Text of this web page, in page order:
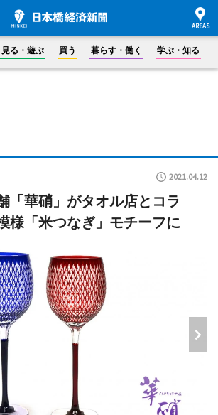
見る・遊ぶ 買う 暮らす・働く 学ぶ・知る
2021.04.12
「華硝」がタオル店とコラ
「米つなぎ」モチーフに